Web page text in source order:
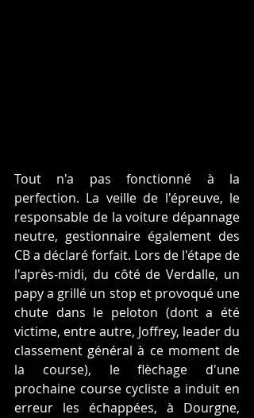
Tout n'a pas fonctionné à la
perfection. La veille de l'épreuve, le
responsable de la voiture dépannage
neutre, gestionnaire également des
CB a déclaré forfait. Lors de l'étape de
l'après-midi, du côté de Verdalle, un
papy a grillé un stop et provoqué une
chute dans le peloton (dont a été
victime, entre autre, Joffrey, leader du
classement général à ce moment de
la course), le flèchage d'une
prochaine course cycliste a induit en
erreur les échappées, à Dourgne,